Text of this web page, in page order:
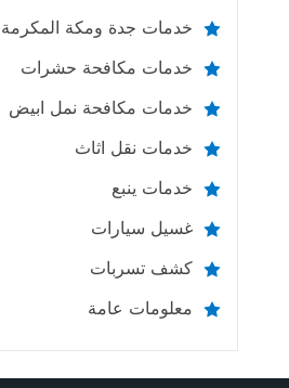
خدمات جدة ومكة المكرمة
خدمات مكافحة حشرات
خدمات مكافحة نمل ابيض
خدمات نقل اثاث
خدمات ينبع
غسيل سيارات
كشف تسربات
معلومات عامة